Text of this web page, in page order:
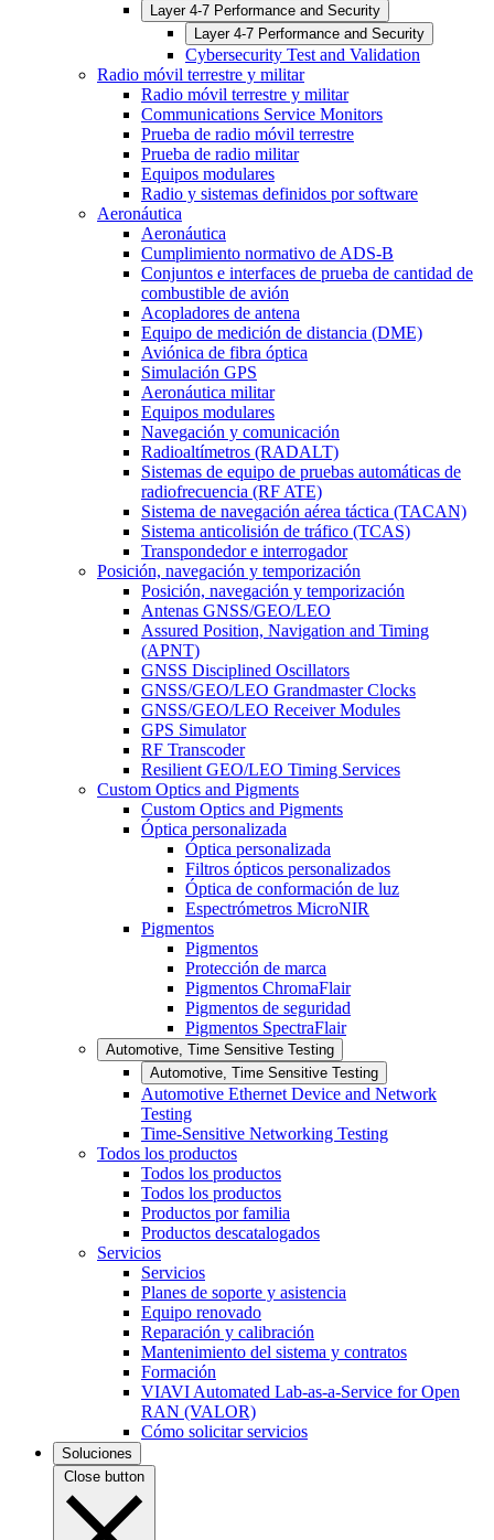
Layer 4-7 Performance and Security
Layer 4-7 Performance and Security
Cybersecurity Test and Validation
Radio móvil terrestre y militar
Radio móvil terrestre y militar
Communications Service Monitors
Prueba de radio móvil terrestre
Prueba de radio militar
Equipos modulares
Radio y sistemas definidos por software
Aeronáutica
Aeronáutica
Cumplimiento normativo de ADS-B
Conjuntos e interfaces de prueba de cantidad de
combustible de avión
Acopladores de antena
Equipo de medición de distancia (DME)
Aviónica de fibra óptica
Simulación GPS
Aeronáutica militar
Equipos modulares
Navegación y comunicación
Radioaltímetros (RADALT)
Sistemas de equipo de pruebas automáticas de
radiofrecuencia (RF ATE)
Sistema de navegación aérea táctica (TACAN)
Sistema anticolisión de tráfico (TCAS)
Transpondedor e interrogador
Posición, navegación y temporización
Posición, navegación y temporización
Antenas GNSS/GEO/LEO
Assured Position, Navigation and Timing
(APNT)
GNSS Disciplined Oscillators
GNSS/GEO/LEO Grandmaster Clocks
GNSS/GEO/LEO Receiver Modules
GPS Simulator
RF Transcoder
Resilient GEO/LEO Timing Services
Custom Optics and Pigments
Custom Optics and Pigments
Óptica personalizada
Óptica personalizada
Filtros ópticos personalizados
Óptica de conformación de luz
Espectrómetros MicroNIR
Pigmentos
Pigmentos
Protección de marca
Pigmentos ChromaFlair
Pigmentos de seguridad
Pigmentos SpectraFlair
Automotive, Time Sensitive Testing
Automotive, Time Sensitive Testing
Automotive Ethernet Device and Network
Testing
Time-Sensitive Networking Testing
Todos los productos
Todos los productos
Todos los productos
Productos por familia
Productos descatalogados
Servicios
Servicios
Planes de soporte y asistencia
Equipo renovado
Reparación y calibración
Mantenimiento del sistema y contratos
Formación
VIAVI Automated Lab-as-a-Service for Open
RAN (VALOR)
Cómo solicitar servicios
Soluciones
Close button